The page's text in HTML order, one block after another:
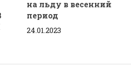
на льду в весенний
период
24.01.2023